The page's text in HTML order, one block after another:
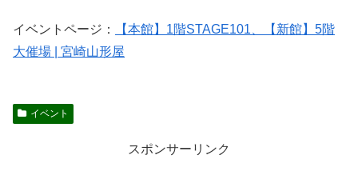
イベントページ：
【本館】1階STAGE101、【新館】5階
大催場 | 宮崎山形屋
イベント
スポンサーリンク